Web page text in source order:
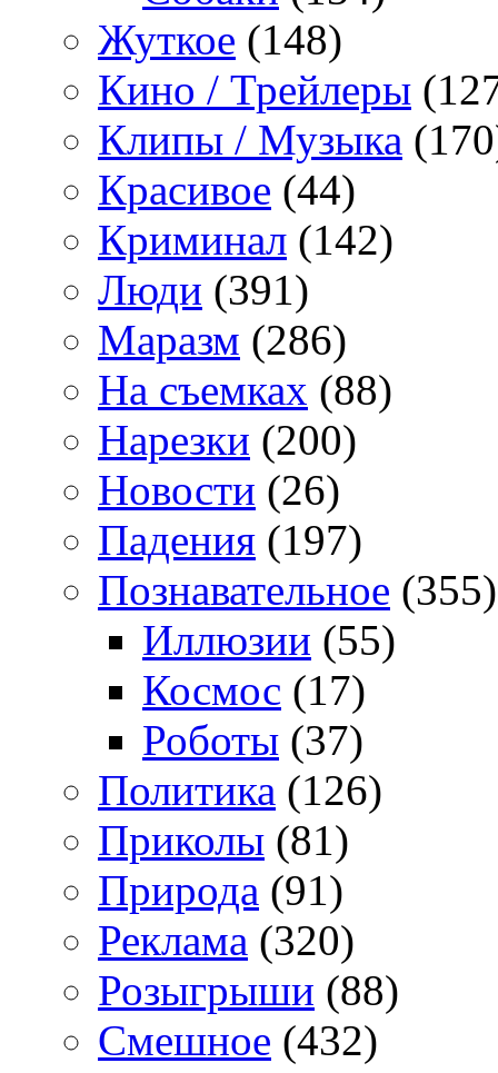
Жуткое (148)
Кино / Трейлеры
Клипы / Музыка
Красивое (44)
Криминал (142)
Люди (391)
Маразм (286)
На съемках (88)
Нарезки (200)
Новости (26)
Падения (197)
Познавательное (355)
Иллюзии (55)
Космос (17)
Роботы (37)
Политика (126)
Приколы (81)
Природа (91)
Реклама (320)
Розыгрыши (88)
Смешное (432)